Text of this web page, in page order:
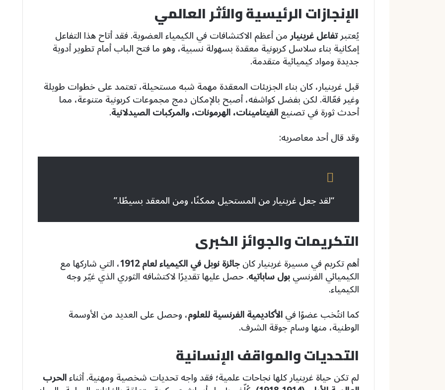
الإنجازات الرئيسية والأثر العالمي
يُعتبرتفاعل غرينيارمن أعظم الاكتشافات في الكيمياء العضوية. فقد أتاح هذا التفاعل
إمكانية بناء سلاسل كربونية معقدة بسهولة نسبية، وهو ما فتح الباب أمام تطوير أدوية
جديدة ومواد كيميائية متقدمة.
قبل غرينيار، كان بناء الجزيئات المعقدة مهمة شبه مستحيلة، تعتمد على خطوات طويلة
وغير فعّالة. لكن بفضل كواشفه، أصبح بالإمكان دمج مجموعات كربونية متنوعة، مما
أحدث ثورة في تصنيعالفيتامينات، الهرمونات، والمركبات الصيدلانية.
وقد قال أحد معاصريه:
“لقد جعل غرينيار من المستحيل ممكنًا، ومن المعقد بسيطًا.”
التكريمات والجوائز الكبرى
أهم تكريم في مسيرة غرينيار كانجائزة نوبل في الكيمياء لعام 1912 ، التي شاركها مع
الكيميائي الفرنسيبول ساباتيه. حصل عليها تقديرًا لاكتشافه الثوري الذي غيّر وجه
الكيمياء.
كما انتُخب عضوًا فيالأكاديمية الفرنسية للعلوم، وحصل على العديد من الأوسمة
الوطنية، منها وسام جوقة الشرف.
التحديات والمواقف الإنسانية
لم تكن حياة غرينيار كلها نجاحات علمية؛ فقد واجه تحديات شخصية ومهنية. أثناءالحرب